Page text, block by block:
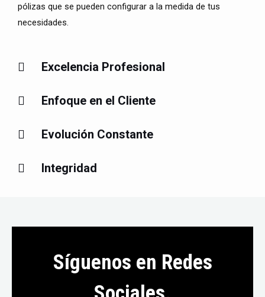
pólizas que se pueden configurar a la medida de tus
necesidades.
Excelencia Profesional
Enfoque en el Cliente
Evolución Constante
Integridad
Síguenos en Redes